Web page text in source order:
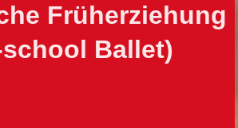
Früherziehung
school Ballet)